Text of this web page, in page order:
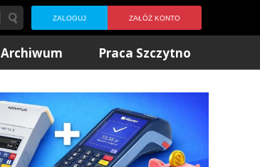
ZALOGUJ ZAŁÓŻ KONTO
Archiwum Praca Szczytno